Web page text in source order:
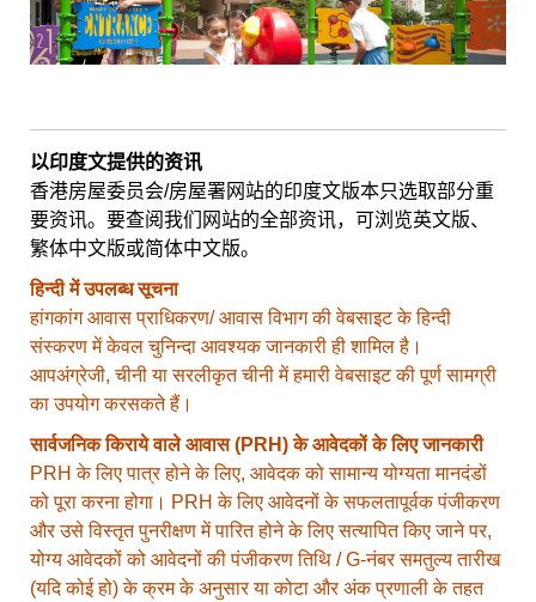
以印度文提供的资讯
香港房屋委员会/房屋署网站的印度文版本只选取部分重
要资讯。要查阅我们网站的全部资讯，可浏览英文版、
繁体中文版或简体中文版。
हिन्दी में उपलब्ध सूचना
हांगकांग आवास प्राधिकरण/ आवास विभाग की वेबसाइट के हिन्दी
संस्करण में केवल चुनिन्दा आवश्यक जानकारी ही शामिल है।
आपअंग्रेजी, चीनी या सरलीकृत चीनी में हमारी वेबसाइट की पूर्ण सामग्री
का उपयोग करसकते हैं।
सार्वजनिक किराये वाले आवास (PRH) के आवेदकों के लिए जानकारी
PRH के लिए पात्र होने के लिए, आवेदक को सामान्य योग्यता मानदंडों
को पूरा करना होगा। PRH के लिए आवेदनों के सफलतापूर्वक पंजीकरण
और उसे विस्तृत पुनरीक्षण में पारित होने के लिए सत्यापित किए जाने पर,
योग्य आवेदकों को आवेदनों की पंजीकरण तिथि / G-नंबर समतुल्य तारीख
(यदि कोई हो) के क्रम के अनुसार या कोटा और अंक प्रणाली के तहत